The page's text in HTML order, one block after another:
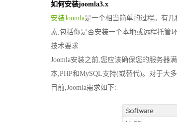
如何安装joomla3.x
安装Joomla是一个相当简单的过程。有
素,包括你是否安装一个本地或远程托管环
技术要求
Joomla安装之前,您应该确保您的服务器
本,PHP和MySQL支持(或替代)。对于大
目前,Joomla需求如下: